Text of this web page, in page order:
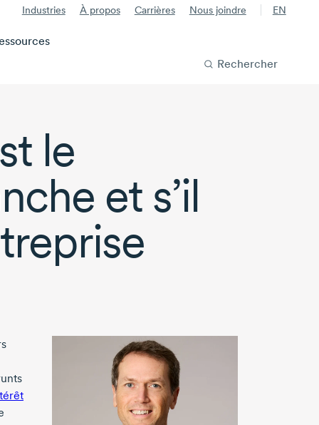
Industries À propos Carrières Nous joindre EN
Rechercher
le
et s’il